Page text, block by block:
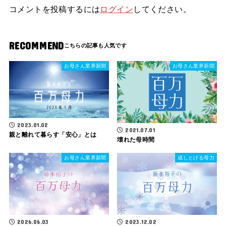
コメントを投稿するには ログイン してください。
RECOMMEND
お母さん業界新聞
2023.01.02
親と離れて暮らす「安心」とは
お母さん業界新聞
2021.07.01
壊れた母時間
お母さん業界新聞
2026.06.03
成しとげる母力
2023.12.02